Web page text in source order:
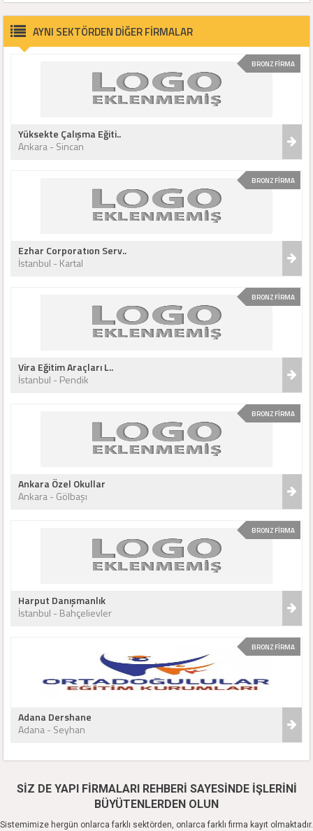
AYNI SEKTÖRDEN DİĞER FİRMALAR
BRONZ FİRMA
Yüksekte Çalışma Eğiti..
Ankara - Sincan
BRONZ FİRMA
Ezhar Corporatıon Serv..
İstanbul - Kartal
BRONZ FİRMA
Vira Eğitim Araçları L..
İstanbul - Pendik
BRONZ FİRMA
Ankara Özel Okullar
Ankara - Gölbaşı
BRONZ FİRMA
Harput Danışmanlık
İstanbul - Bahçelievler
BRONZ FİRMA
Adana Dershane
Adana - Seyhan
SİZ DE YAPI FİRMALARI REHBERİ SAYESİNDE İŞLERİNİ
BÜYÜTENLERDEN OLUN
Sistemimize hergün onlarca farklı sektörden, onlarca farklı firma kayıt olmaktadır.